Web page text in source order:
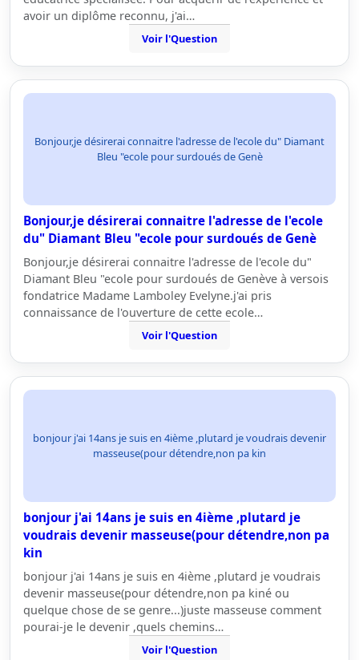
avoir un diplôme reconnu, j'ai…
Voir l'Question
Bonjour,je désirerai connaitre l'adresse de l'ecole du" Diamant
Bleu "ecole pour surdoués de Genè
Bonjour,je désirerai connaitre l'adresse de l'ecole
du" Diamant Bleu "ecole pour surdoués de Genè
Bonjour,je désirerai connaitre l'adresse de l'ecole du"
Diamant Bleu "ecole pour surdoués de Genève à versois
fondatrice Madame Lamboley Evelyne.j'ai pris
connaissance de l'ouverture de cette ecole…
Voir l'Question
bonjour j'ai 14ans je suis en 4ième ,plutard je voudrais devenir
masseuse(pour détendre,non pa kin
bonjour j'ai 14ans je suis en 4ième ,plutard je
voudrais devenir masseuse(pour détendre,non pa
kin
bonjour j'ai 14ans je suis en 4ième ,plutard je voudrais
devenir masseuse(pour détendre,non pa kiné ou
quelque chose de se genre...)juste masseuse comment
pourai-je le devenir ,quels chemins…
Voir l'Question